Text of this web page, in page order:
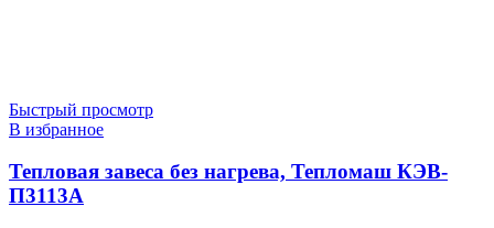
Быстрый просмотр
В избранное
Тепловая завеса без нагрева, Тепломаш КЭВ-
П3113А